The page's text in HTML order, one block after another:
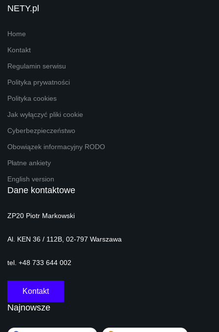
NETY.pl
Home
Kontakt
Regulamin serwisu
Polityka prywatności
Polityka cookies
Jak wyłączyć pliki cookie
Cyberbezpieczeństwo
Obowiązek informacyjny RODO
Płatne ankiety
English version
Dane kontaktowe
ZP20 Piotr Markowski
Al. KEN 36 / 112B, 02-797 Warszawa
tel. +48 733 644 002
Kontakt
Najnowsze